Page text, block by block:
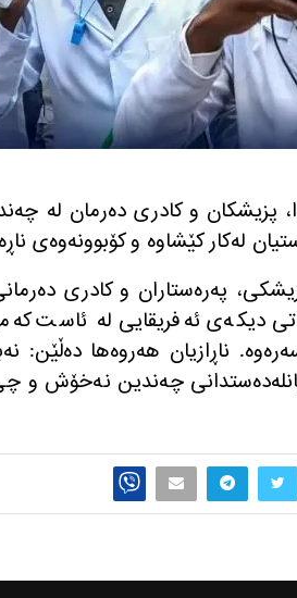
پزیشكان و كادری ده‌رمان له‌
له‌كار كێشاوه‌ و كۆبوونه‌وه‌ی
په‌ره‌ستاران و كادری
دیكه‌ی ئه‌فریقایی له‌ ئاست
ناڕازیان هه‌روه‌ها ده‌ڵێن:
چه‌ندین نه‌خۆش و